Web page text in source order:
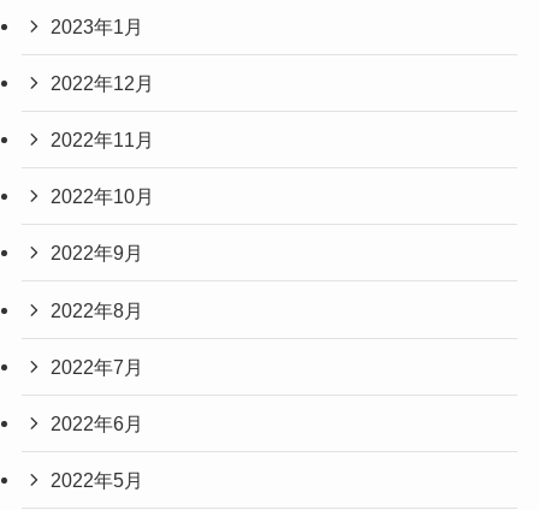
2023年1月
2022年12月
2022年11月
2022年10月
2022年9月
2022年8月
2022年7月
2022年6月
2022年5月